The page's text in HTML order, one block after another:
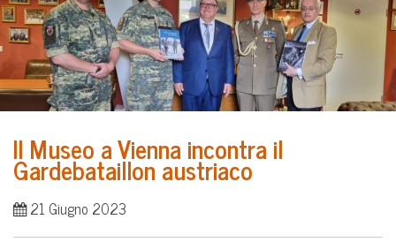
Il Museo a Vienna incontra il
Gardebataillon austriaco
21 Giugno 2023